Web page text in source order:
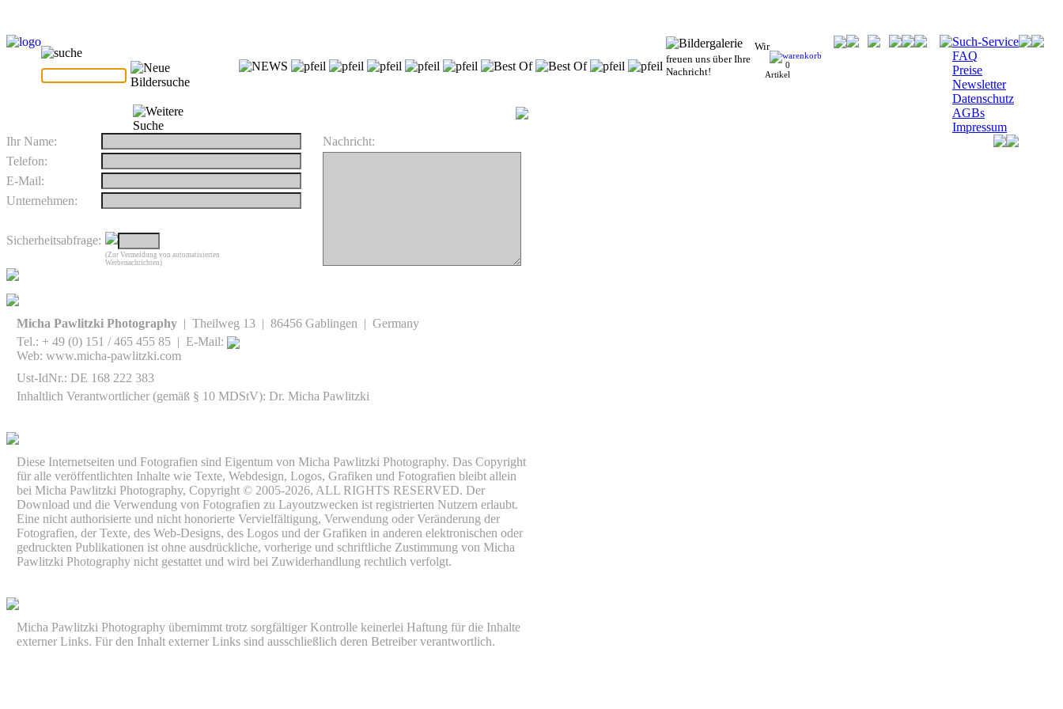
Such-Service
FAQ
Preise
Newsletter
Datenschutz
AGBs
Impressum
0
Artikel
Wir
freuen uns über Ihre
Nachricht!
Ihr Name:
Telefon:
E-Mail:
Unternehmen:
Sicherheitsabfrage:
(Zur Vermeidung von automatisierten
Werbenachrichten)
Nachricht:
Micha Pawlitzki Photography | Theilweg 13 | 86456 Gablingen | Germany
Tel.: + 49 (0) 151 / 465 455 85 | E-Mail:
Web: www.micha-pawlitzki.com
Ust-IdNr.: DE 168 222 383
Inhaltlich Verantwortlicher (gemäß § 10 MDStV): Dr. Micha Pawlitzki
Diese Internetseiten und Fotografien sind Eigentum von Micha Pawlitzki Photography. Das Copyright
für alle veröffentlichten Inhalte wie Texte, Webdesign, Logos, Grafiken und Fotografien bleibt allein
bei Micha Pawlitzki Photography, Copyright © 2005-2026, ALL RIGHTS RESERVED. Der
Download und die Verwendung von Fotografien zu Layoutzwecken ist registrierten Nutzern erlaubt.
Eine nicht authorisierte und nicht honorierte Vervielfältigung, Verwendung oder Veränderung der
Fotografien, der Texte, des Web-Designs, des Logos und der Grafiken in anderen elektronischen oder
gedruckten Publikationen ist ohne ausdrückliche, vorherige und schriftliche Zustimmung von Micha
Pawlitzki Photography nicht gestattet und wird bei Zuwiderhandlung rechtlich verfolgt.
Micha Pawlitzki Photography übernimmt trotz sorgfältiger Kontrolle keinerlei Haftung für die Inhalte
externer Links. Für den Inhalt externer Links sind ausschließlich deren Betreiber verantwortlich.